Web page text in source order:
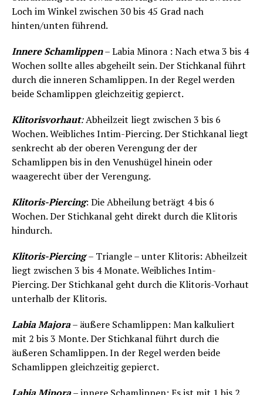
Loch im Winkel zwischen 30 bis 45 Grad nach
hinten/unten führend.
Innere Schamlippen– Labia Minora : Nach etwa 3 bis 4
Wochen sollte alles abgeheilt sein. Der Stichkanal führt
durch die inneren Schamlippen. In der Regel werden
beide Schamlippen gleichzeitig gepierct.
Klitorisvorhaut:Abheilzeit liegt zwischen 3 bis 6
Wochen. Weibliches Intim-Piercing. Der Stichkanal liegt
senkrecht ab der oberen Verengung der der
Schamlippen bis in den Venushügel hinein oder
waagerecht über der Verengung.
Klitoris-Piercing: Die Abheilung beträgt 4 bis 6
Wochen. Der Stichkanal geht direkt durch die Klitoris
hindurch.
Klitoris-Piercing – Triangle – unter Klitoris: Abheilzeit
liegt zwischen 3 bis 4 Monate. Weibliches Intim-
Piercing. Der Stichkanal geht durch die Klitoris-Vorhaut
unterhalb der Klitoris.
Labia Majora– äußere Schamlippen: Man kalkuliert
mit 2 bis 3 Monte. Der Stichkanal führt durch die
äußeren Schamlippen. In der Regel werden beide
Schamlippen gleichzeitig gepierct.